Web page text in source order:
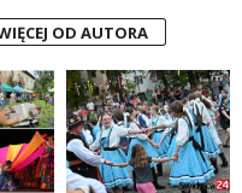
OD AUTORA